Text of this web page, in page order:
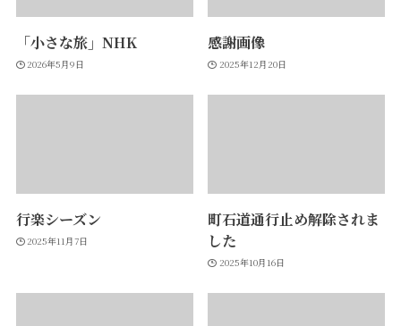
「小さな旅」NHK
2026年5月9日
感謝画像
2025年12月20日
行楽シーズン
2025年11月7日
町石道通行止め解除されま
した
2025年10月16日